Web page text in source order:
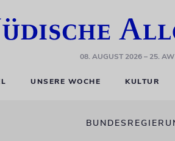
08. AUGUST 2026– 25.
UNSERE WOCHE KULTUR